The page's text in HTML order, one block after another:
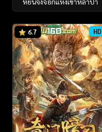
6.7 HD